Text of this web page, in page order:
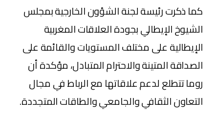
كما ذكرت رئيسة لجنة الشؤون الخارجية بمجلس
الشيوخ الإيطالي بجودة العلاقات المغربية
الإيطالية على مختلف المستويات والقائمة على
الصداقة المتينة والاحترام المتبادل، مؤكدة أن
روما تتطلع لدعم علاقاتها مع الرباط في مجال
التعاون الثقافي والجامعي والطاقات المتجددة.